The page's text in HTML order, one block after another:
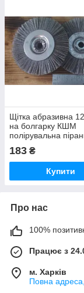
Щітка абразивна
на болгарку КШМ
полірувальна
183 ₴
Купити
Про нас
100%
Працює з
м. Харків
Повна